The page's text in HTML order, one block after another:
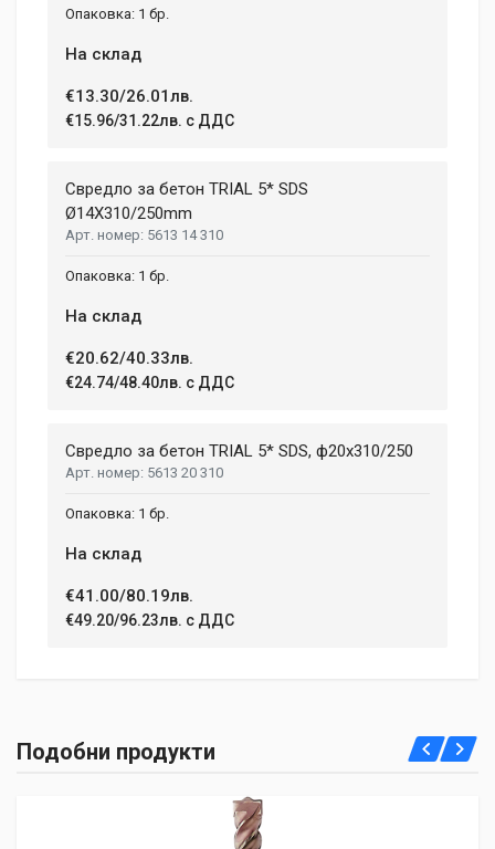
1 бр.
На склад
€13.30/26.01лв.
€15.96/31.22лв. с ДДС
Свредло за бетон TRIAL 5* SDS
Ø14X310/250mm
5613 14 310
1 бр.
На склад
€20.62/40.33лв.
€24.74/48.40лв. с ДДС
Свредло за бетон TRIAL 5* SDS, ф20х310/250
5613 20 310
1 бр.
На склад
€41.00/80.19лв.
€49.20/96.23лв. с ДДС
Подобни продукти